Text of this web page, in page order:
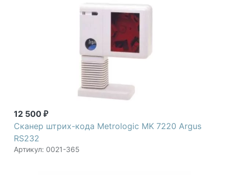
12 500 ₽
Cканер штрих-кода Metrologic MK 7220 Argus
RS232
Артикул: 0021-365